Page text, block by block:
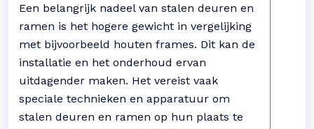
Een belangrijk nadeel van stalen deuren en
ramen is het hogere gewicht in vergelijking
met bijvoorbeeld houten frames. Dit kan de
installatie en het onderhoud ervan
uitdagender maken. Het vereist vaak
speciale technieken en apparatuur om
stalen deuren en ramen op hun plaats te